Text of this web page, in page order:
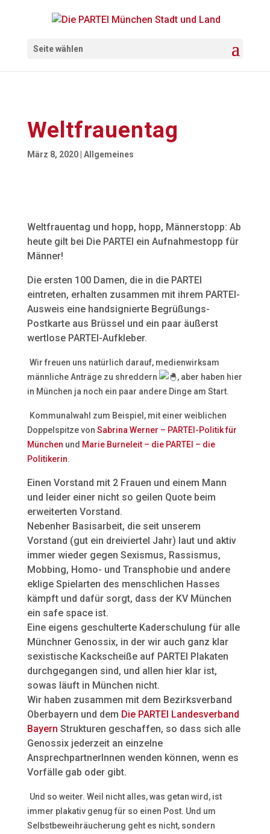
Seite wählen
Weltfrauentag
März 8, 2020| Allgemeines
Weltfrauentag und hopp, hopp, Männerstopp: Ab
heute gilt bei Die PARTEI ein Aufnahmestopp für
Männer!
Die ersten 100 Damen, die in die PARTEI
eintreten, erhalten zusammen mit ihrem PARTEI-
Ausweis eine handsignierte Begrüßungs-
Postkarte aus Brüssel und ein paar äußerst
wertlose PARTEI-Aufkleber.
Wir freuen uns natürlich darauf, medienwirksam
männliche Anträge zu shreddern
, aber haben hier
in München ja noch ein paar andere Dinge am Start.
Kommunalwahl zum Beispiel, mit einer weiblichen
Doppelspitze von Sabrina Werner – PARTEI-Politik für
München und Marie Burneleit – die PARTEI – die
Politikerin.
Einen Vorstand mit 2 Frauen und einem Mann
und leider einer nicht so geilen Quote beim
erweiterten Vorstand.
Nebenher Basisarbeit, die seit unserem
Vorstand (gut ein dreiviertel Jahr) laut und aktiv
immer wieder gegen Sexismus, Rassismus,
Mobbing, Homo- und Transphobie und andere
eklige Spielarten des menschlichen Hasses
kämpft und dafür sorgt, dass der KV München
ein safe space ist.
Eine eigens geschulterte Kaderschulung für alle
Münchner Genossix, in der wir auch ganz klar
sexistische Kackscheiße auf PARTEI Plakaten
durchgegangen sind, und allen hier klar ist,
sowas läuft in München nicht.
Wir haben zusammen mit dem Bezirksverband
Oberbayern und dem Die PARTEI Landesverband
Bayern Strukturen geschaffen, so dass sich alle
Genossix jederzeit an einzelne
AnsprechpartnerInnen wenden können, wenn es
Vorfälle gab oder gibt.
Und so weiter. Weil nicht alles, was getan wird, ist
immer plakativ genug für so einen Post. Und um
Selbstbeweihräucherung geht es nicht, sondern